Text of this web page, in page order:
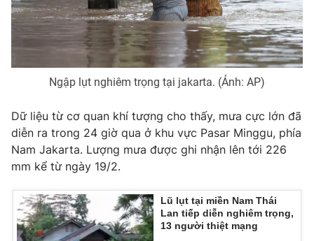
® Cấm sao chép dưới mọi hình thức nếu không có sự chấp
thông tin từ website này.
Ngập lụt nghiêm trọng tại jakarta. (Ảnh: AP)
Dữ liệu từ cơ quan khí tượng cho thấy, mưa cực lớn đã
diễn ra trong 24 giờ qua ở khu vực Pasar Minggu, phía
Nam Jakarta. Lượng mưa được ghi nhận lên tới 226
mm kể từ ngày 19/2.
Lũ lụt tại miền Nam Thái
Lan tiếp diễn nghiêm trọng,
13 người thiệt mạng